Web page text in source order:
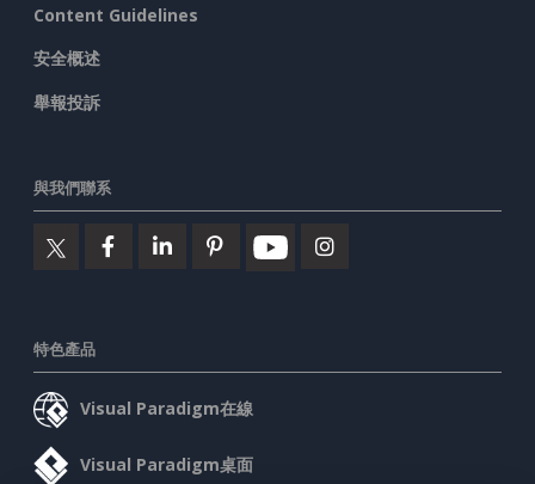
Content Guidelines
安全概述
舉報投訴
與我們聯系
特色產品
Visual Paradigm在線
Visual Paradigm桌面